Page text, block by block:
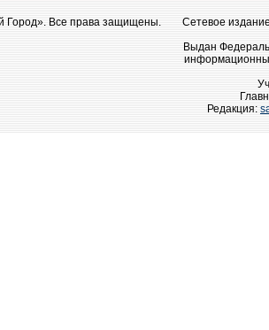
Город». Все права защищены.
Сетевое
Выдан
Редакция: